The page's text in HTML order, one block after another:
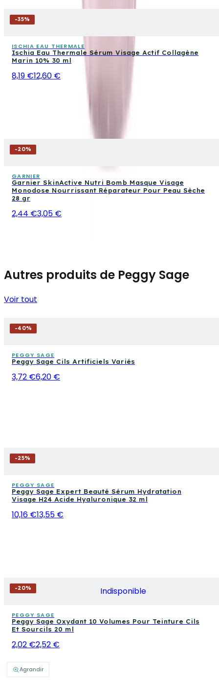
Agrandir
-35%
ISCHIA EAU THERMALE
Ischia Eau Thermale Sérum Visage Actif Collagène
Marin 10% 30 ml
8,19 €12,60 €
-20%
GARNIER
Garnier SkinActive Nutri Bomb Masque Visage
Monodose Nourrissant Réparateur Pour Peau Sèche
28 gr
2,44 €3,05 €
Autres produits de Peggy Sage
Voir tout
-40%
PEGGY SAGE
Peggy Sage Cils Artificiels Variés
3,72 €6,20 €
-25%
PEGGY SAGE
Peggy Sage Expert Beauté Sérum Hydratation
Visage H24 Acide Hyaluronique 32 ml
10,16 €13,55 €
-20% Indisponible
PEGGY SAGE
Peggy Sage Oxydant 10 Volumes Pour Teinture Cils
Et Sourcils 20 ml
2,02 €2,52 €